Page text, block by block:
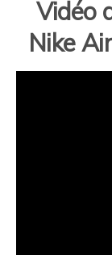
Vidéo
Nike